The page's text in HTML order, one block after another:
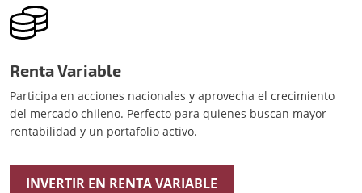
Renta Variable
Participa en acciones nacionales y aprovecha el crecimiento
del mercado chileno. Perfecto para quienes buscan mayor
rentabilidad y un portafolio activo.
INVERTIR EN RENTA VARIABLE